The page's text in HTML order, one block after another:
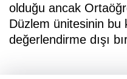
olduğu ancak
Düzlem ünitesinin bu
değerlendirme dışı